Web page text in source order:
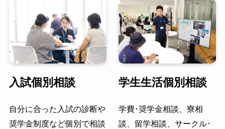
入試個別相談
自分に合った入試の診断や
奨学金制度など個別で相談
学生生活個別相談
学費･奨学金相談、寮相
談、留学相談、サークル･